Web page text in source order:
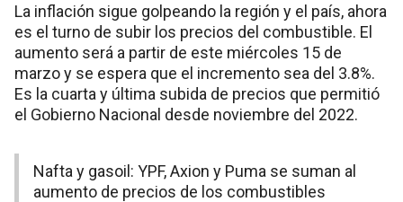
La inflación sigue golpeando la región y el país, ahora
es el turno de subir los precios del combustible. El
aumento será a partir de este miércoles 15 de
marzo y se espera que el incremento sea del 3.8%.
Es la cuarta y última subida de precios que permitió
el Gobierno Nacional desde noviembre del 2022.
Nafta y gasoil: YPF, Axion y Puma se suman al
aumento de precios de los combustibles